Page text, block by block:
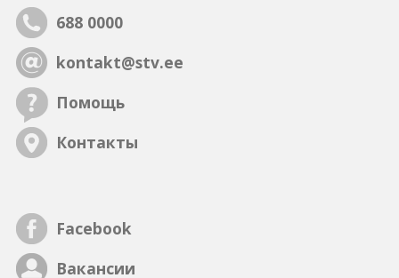
688 0000
kontakt@stv.ee
Помощь
Контакты
Facebook
Вакансии